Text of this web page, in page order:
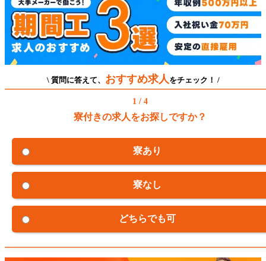
\ 質問に答えて、 おすすめ求人 をチェック！ /
1 / 4
寮付きの求人をお探しですか？
寮あり
寮なし
どちらでも可